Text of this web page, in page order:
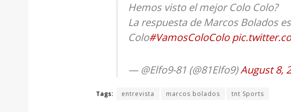
Hemos visto el mejor Colo Colo?
La respuesta de Marcos Bolados
Colo#VamosColoColo
— @Elfo9-81 (@81Elfo9)August 8,
Tags: entrevista marcos bolados tnt Sports